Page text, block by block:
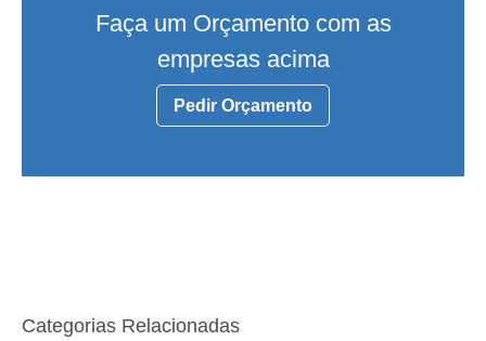
Faça um Orçamento com as
empresas acima
Pedir Orçamento
Categorias Relacionadas